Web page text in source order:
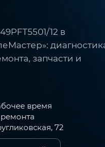
12 в
запчасти и
время
72